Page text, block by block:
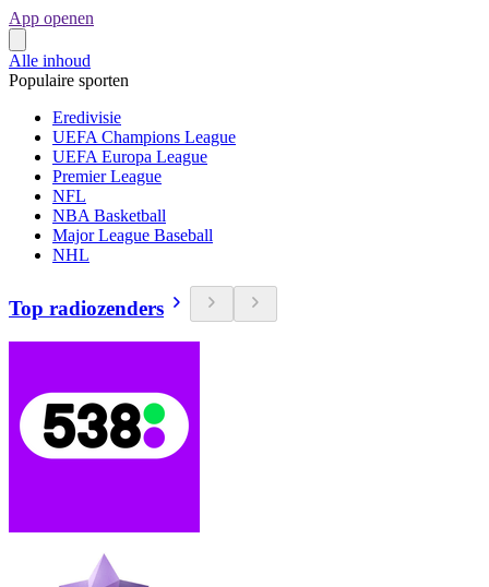
App openen
Alle inhoud
Populaire sporten
Eredivisie
UEFA Champions League
UEFA Europa League
Premier League
NFL
NBA Basketball
Major League Baseball
NHL
Top radiozenders